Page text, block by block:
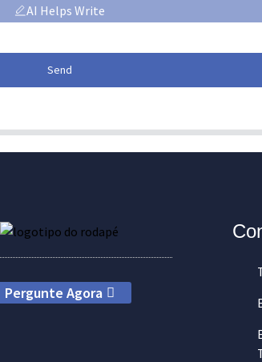
AI Helps Write
Send
Pergunte Agora